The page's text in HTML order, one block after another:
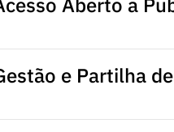
Aberto a
e Partilha